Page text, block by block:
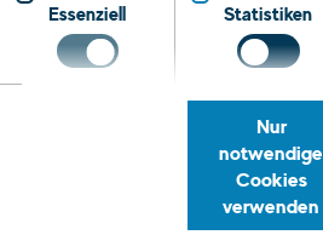
Zeitarbeit und Personaldienstleistung
Rückrufservice
Telefon
Essenziell Statistiken
Nur
notwendige
Cookies
verwenden